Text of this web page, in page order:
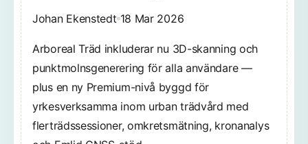
Johan Ekenstedt 18 Mar 2026
Arboreal Träd inkluderar nu 3D-skanning och
punktmolnsgenerering för alla användare —
plus en ny Premium-nivå byggd för
yrkesverksamma inom urban trädvård med
flerträdssessioner, omkretsmätning, kronanalys